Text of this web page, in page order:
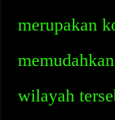
merupakan
wilayah